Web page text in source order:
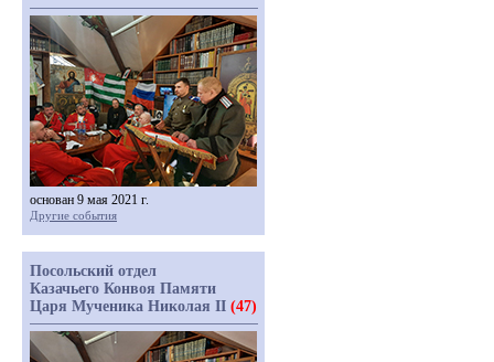
основан 9 мая 2021 г.
Другие события
Посольский отдел
Казачьего Конвоя Памяти
Царя Мученика Николая II (47)